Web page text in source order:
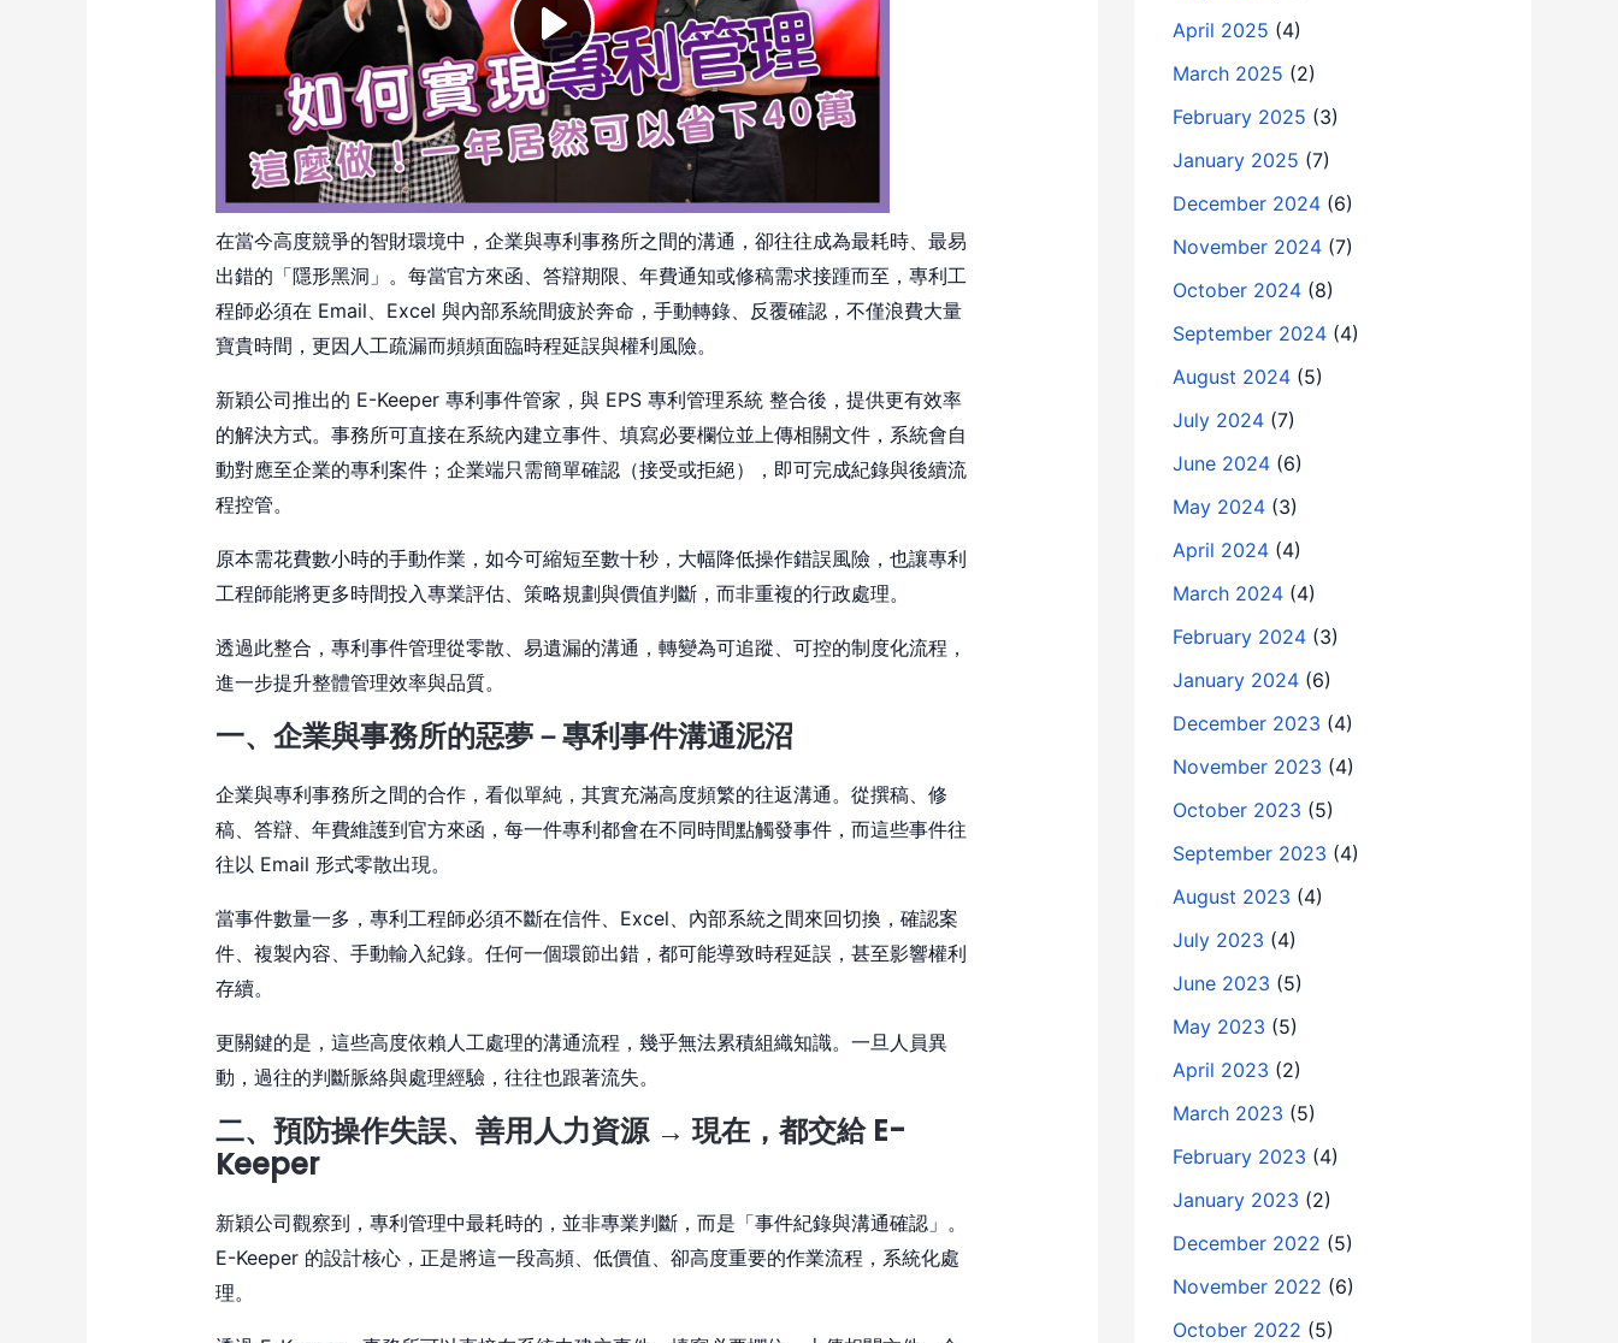
在當今高度競爭的智財環境中，企業與專利事務所之間的溝通，卻往往成為最耗時、最易
出錯的「隱形黑洞」。每當官方來函、答辯期限、年費通知或修稿需求接踵而至，專利工
程師必須在 Email、Excel 與內部系統間疲於奔命，手動轉錄、反覆確認，不僅浪費大量
寶貴時間，更因人工疏漏而頻頻面臨時程延誤與權利風險。
新穎公司推出的 E-Keeper 專利事件管家，與 EPS 專利管理系統 整合後，提供更有效率
的解決方式。事務所可直接在系統內建立事件、填寫必要欄位並上傳相關文件，系統會自
動對應至企業的專利案件；企業端只需簡單確認（接受或拒絕），即可完成紀錄與後續流
程控管。
原本需花費數小時的手動作業，如今可縮短至數十秒，大幅降低操作錯誤風險，也讓專利
工程師能將更多時間投入專業評估、策略規劃與價值判斷，而非重複的行政處理。
透過此整合，專利事件管理從零散、易遺漏的溝通，轉變為可追蹤、可控的制度化流程，
進一步提升整體管理效率與品質。
一、 企業與事務所的惡夢－專利事件溝通泥沼
企業與專利事務所之間的合作，看似單純，其實充滿高度頻繁的往返溝通。從撰稿、修
稿、答辯、年費維護到官方來函，每一件專利都會在不同時間點觸發事件，而這些事件往
往以 Email 形式零散出現。
當事件數量一多，專利工程師必須不斷在信件、Excel、內部系統之間來回切換，確認案
件、複製內容、手動輸入紀錄。任何一個環節出錯，都可能導致時程延誤，甚至影響權利
存續。
更關鍵的是，這些高度依賴人工處理的溝通流程，幾乎無法累積組織知識。一旦人員異
動，過往的判斷脈絡與處理經驗，往往也跟著流失。
二、 預防操作失誤、善用人力資源 → 現在，都交給 E-
Keeper
新穎公司觀察到，專利管理中最耗時的，並非專業判斷，而是「事件紀錄與溝通確認」。
E-Keeper 的設計核心，正是將這一段高頻、低價值、卻高度重要的作業流程，系統化處
理。
April 2025 (4)
March 2025 (2)
February 2025 (3)
January 2025 (7)
December 2024 (6)
November 2024 (7)
October 2024 (8)
September 2024 (4)
August 2024 (5)
July 2024 (7)
June 2024 (6)
May 2024 (3)
April 2024 (4)
March 2024 (4)
February 2024 (3)
January 2024 (6)
December 2023 (4)
November 2023 (4)
October 2023 (5)
September 2023 (4)
August 2023 (4)
July 2023 (4)
June 2023 (5)
May 2023 (5)
April 2023 (2)
March 2023 (5)
February 2023 (4)
January 2023 (2)
December 2022 (5)
November 2022 (6)
October 2022 (5)